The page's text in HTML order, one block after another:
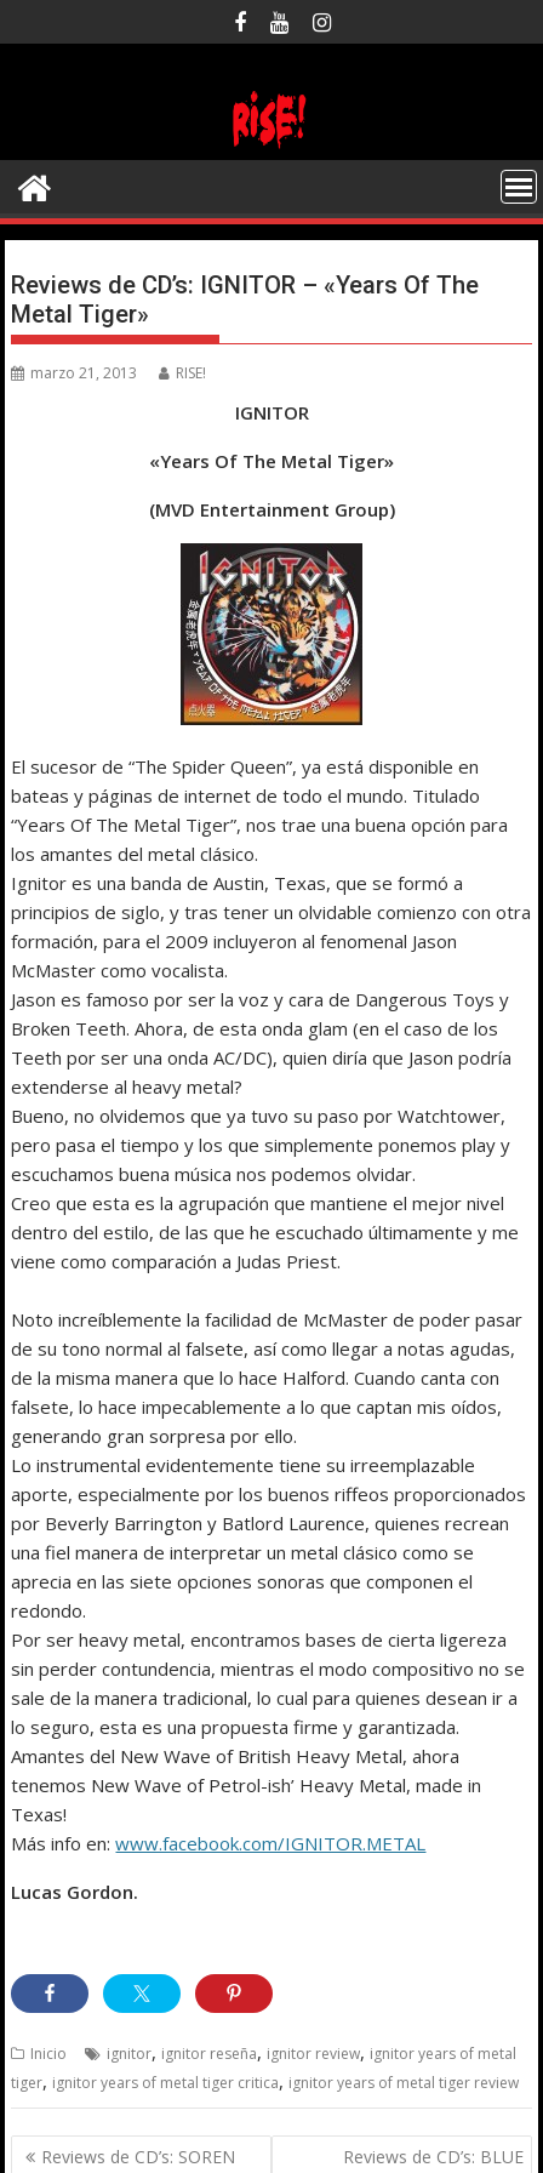
al
Reviews de CD’s: IGNITOR – «Years Of The
Metal Tiger»
marzo 21, 2013 RISE!
IGNITOR
«Years Of The Metal Tiger»
(MVD Entertainment Group)
El sucesor de “The Spider Queen”, ya está disponible en
bateas y páginas de internet de todo el mundo. Titulado
“Years Of The Metal Tiger”, nos trae una buena opción para
los amantes del metal clásico.
Ignitor es una banda de Austin, Texas, que se formó a
principios de siglo, y tras tener un olvidable comienzo con otra
formación, para el 2009 incluyeron al fenomenal Jason
McMaster como vocalista.
Jason es famoso por ser la voz y cara de Dangerous Toys y
Broken Teeth. Ahora, de esta onda glam (en el caso de los
Teeth por ser una onda AC/DC), quien diría que Jason podría
extenderse al heavy metal?
Bueno, no olvidemos que ya tuvo su paso por Watchtower,
pero pasa el tiempo y los que simplemente ponemos play y
escuchamos buena música nos podemos olvidar.
Creo que esta es la agrupación que mantiene el mejor nivel
dentro del estilo, de las que he escuchado últimamente y me
viene como comparación a Judas Priest.
Noto increíblemente la facilidad de McMaster de poder pasar
de su tono normal al falsete, así como llegar a notas agudas,
de la misma manera que lo hace Halford. Cuando canta con
falsete, lo hace impecablemente a lo que captan mis oídos,
generando gran sorpresa por ello.
Lo instrumental evidentemente tiene su irreemplazable
aporte, especialmente por los buenos riffeos proporcionados
por Beverly Barrington y Batlord Laurence, quienes recrean
una fiel manera de interpretar un metal clásico como se
aprecia en las siete opciones sonoras que componen el
redondo.
Por ser heavy metal, encontramos bases de cierta ligereza
sin perder contundencia, mientras el modo compositivo no se
sale de la manera tradicional, lo cual para quienes desean ir a
lo seguro, esta es una propuesta firme y garantizada.
Amantes del New Wave of British Heavy Metal, ahora
tenemos New Wave of Petrol-ish’ Heavy Metal, made in
Texas!
Más info en:www.facebook.com/IGNITOR.METAL
Lucas Gordon.
Inicio ignitor, ignitor reseña, ignitor review, ignitor years of metal
tiger, ignitor years of metal tiger critica, ignitor years of metal tiger review
Navegación
Reviews de CD’s: SOREN
Reviews de CD’s: BLUE